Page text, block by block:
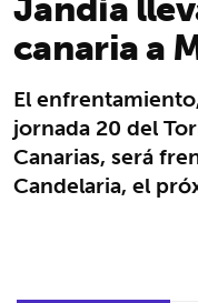
canaria a
El
jornada 20 del
Canarias, será
Candelaria, el